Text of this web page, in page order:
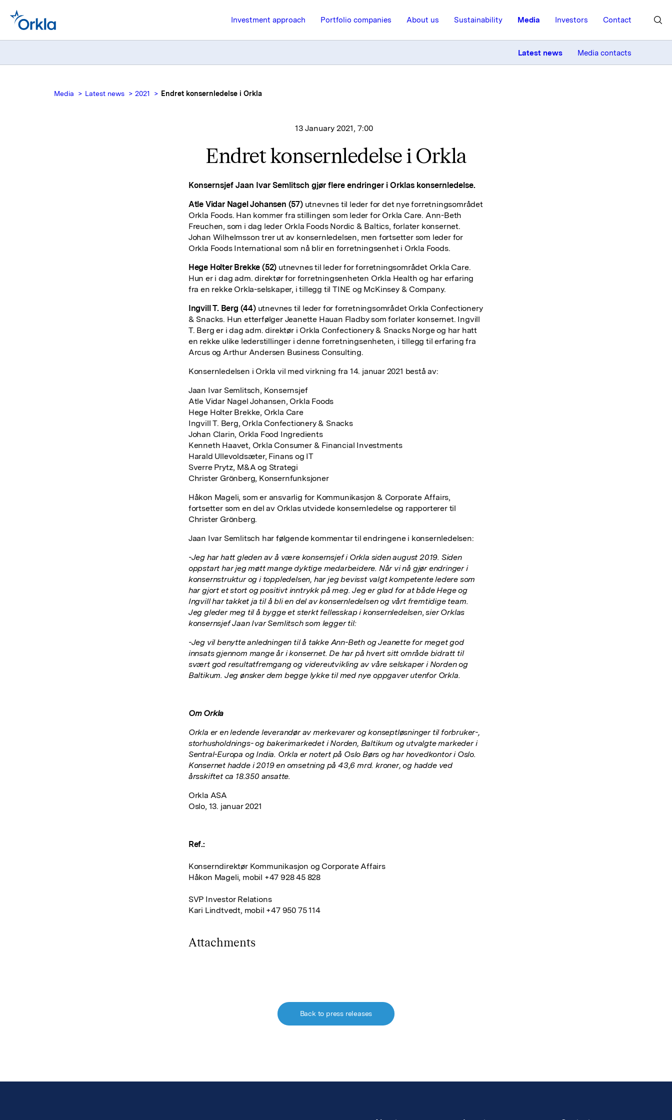
Investment approach Portfolio companies About us Sustainability Media Investors Contact
Latest news Media contacts
Media Latest news 2021 Endret konsernledelse i Orkla
13 January 2021, 7:00
Endret konsernledelse i Orkla
Konsernsjef Jaan Ivar Semlitsch gjør flere endringer i Orklas konsernledelse.
Atle Vidar Nagel Johansen (57) utnevnes til leder for det nye forretningsområdet
Orkla Foods. Han kommer fra stillingen som leder for Orkla Care. Ann-Beth
Freuchen, som i dag leder Orkla Foods Nordic & Baltics, forlater konsernet.
Johan Wilhelmsson trer ut av konsernledelsen, men fortsetter som leder for
Orkla Foods International som nå blir en forretningsenhet i Orkla Foods.
Hege Holter Brekke (52) utnevnes til leder for forretningsområdet Orkla Care.
Hun er i dag adm. direktør for forretningsenheten Orkla Health og har erfaring
fra en rekke Orkla-selskaper, i tillegg til TINE og McKinsey & Company.
Ingvill T. Berg (44) utnevnes til leder for forretningsområdet Orkla Confectionery
& Snacks. Hun etterfølger Jeanette Hauan Fladby som forlater konsernet. Ingvill
T. Berg er i dag adm. direktør i Orkla Confectionery & Snacks Norge og har hatt
en rekke ulike lederstillinger i denne forretningsenheten, i tillegg til erfaring fra
Arcus og Arthur Andersen Business Consulting.
Konsernledelsen i Orkla vil med virkning fra 14. januar 2021 bestå av:
Jaan Ivar Semlitsch, Konsernsjef
Atle Vidar Nagel Johansen, Orkla Foods
Hege Holter Brekke, Orkla Care
Ingvill T. Berg, Orkla Confectionery & Snacks
Johan Clarin, Orkla Food Ingredients
Kenneth Haavet, Orkla Consumer & Financial Investments
Harald Ullevoldsæter, Finans og IT
Sverre Prytz, M&A og Strategi
Christer Grönberg, Konsernfunksjoner
Håkon Mageli, som er ansvarlig for Kommunikasjon & Corporate Affairs,
fortsetter som en del av Orklas utvidede konsernledelse og rapporterer til
Christer Grönberg.
Jaan Ivar Semlitsch har følgende kommentar til endringene i konsernledelsen:
-Jeg har hatt gleden av å være konsernsjef i Orkla siden august 2019. Siden
oppstart har jeg møtt mange dyktige medarbeidere. Når vi nå gjør endringer i
konsernstruktur og i toppledelsen, har jeg bevisst valgt kompetente ledere som
har gjort et stort og positivt inntrykk på meg. Jeg er glad for at både Hege og
Ingvill har takket ja til å bli en del av konsernledelsen og vårt fremtidige team.
Jeg gleder meg til å bygge et sterkt fellesskap i konsernledelsen,sier Orklas
konsernsjef Jaan Ivar Semlitsch som legger til:
-Jeg vil benytte anledningen til å takke Ann-Beth og Jeanette for meget god
innsats gjennom mange år i konsernet. De har på hvert sitt område bidratt til
svært god resultatfremgang og videreutvikling av våre selskaper i Norden og
Baltikum. Jeg ønsker dem begge lykke til med nye oppgaver utenfor Orkla.
Om Orkla
Orkla er en ledende leverandør av merkevarer og konseptløsninger til forbruker-,
storhusholdnings- og bakerimarkedet i Norden, Baltikum og utvalgte markeder i
Sentral-Europa og India. Orkla er notert på Oslo Børs og har hovedkontor i Oslo.
Konsernet hadde i 2019 en omsetning på 43,6 mrd. kroner, og hadde ved
årsskiftet ca 18.350 ansatte.
Orkla ASA
Oslo, 13. januar 2021
Ref.:
Konserndirektør Kommunikasjon og Corporate Affairs
Håkon Mageli, mobil +47 928 45 828
SVP Investor Relations
Kari Lindtvedt, mobil +47 950 75 114
Attachments
Back to press releases